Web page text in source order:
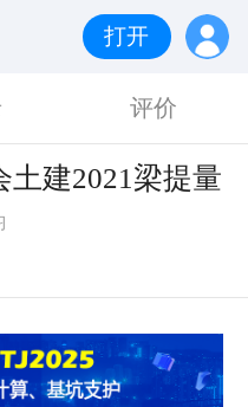
打开
评价
土建2021梁提量